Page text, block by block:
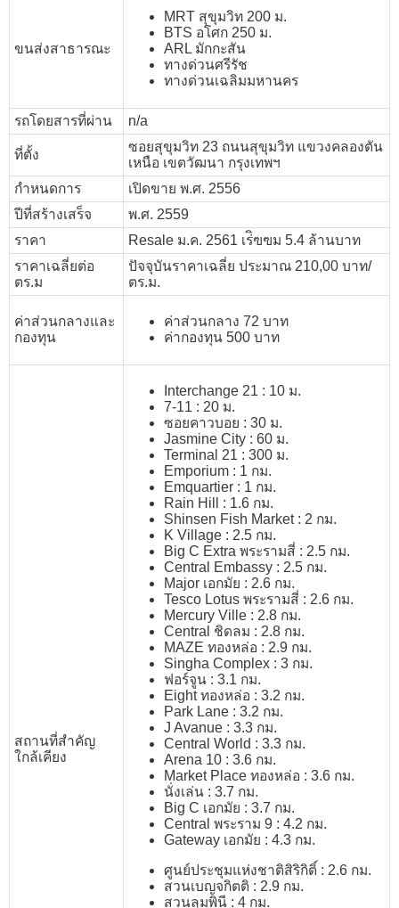
ขนส่งสาธารณะ
MRT สุขุมวิท 200 ม.
BTS อโศก 250 ม.
ARL มักกะสัน
ทางด่วนศรีรัช
ทางด่วนเฉลิมมหานคร
รถโดยสารที่ผ่าน n/a
ที่ตั้ง
ซอยสุขุมวิท 23 ถนนสุขุมวิท แขวงคลองตัน
เหนือ เขตวัฒนา กรุงเทพฯ
กำหนดการ
เปิดขาย พ.ศ. 2556
ปีที่สร้างเสร็จ
พ.ศ. 2559
ราคา
Resale ม.ค. 2561 เร่ิฃฃม 5.4 ล้านบาท
ราคาเฉลี่ยต่อ
ตร.ม
ปัจจุบันราคาเฉลี่ย ประมาณ 210,00 บาท/
ตร.ม.
ค่าส่วนกลางและ
กองทุน
ค่าส่วนกลาง 72 บาท
ค่ากองทุน 500 บาท
สถานที่สำคัญ
ใกล้เคียง
Interchange 21 : 10 ม.
7-11 : 20 ม.
ซอยคาวบอย : 30 ม.
Jasmine City : 60 ม.
Terminal 21 : 300 ม.
Emporium : 1 กม.
Emquartier : 1 กม.
Rain Hill : 1.6 กม.
Shinsen Fish Market : 2 กม.
K Village : 2.5 กม.
Big C Extra พระรามสี่ : 2.5 กม.
Central Embassy : 2.5 กม.
Major เอกมัย : 2.6 กม.
Tesco Lotus พระรามสี่ : 2.6 กม.
Mercury Ville : 2.8 กม.
Central ชิดลม : 2.8 กม.
MAZE ทองหล่อ : 2.9 กม.
Singha Complex : 3 กม.
ฟอร์จูน : 3.1 กม.
Eight ทองหล่อ : 3.2 กม.
Park Lane : 3.2 กม.
J Avanue : 3.3 กม.
Central World : 3.3 กม.
Arena 10 : 3.6 กม.
Market Place ทองหล่อ : 3.6 กม.
นั่งเล่น : 3.7 กม.
Big C เอกมัย : 3.7 กม.
Central พระราม 9 : 4.2 กม.
Gateway เอกมัย : 4.3 กม.
ศูนย์ประชุมแห่งชาติสิริกิติ์ : 2.6 กม.
สวนเบญจกิตติ : 2.9 กม.
สวนลุมพินี : 4 กม.